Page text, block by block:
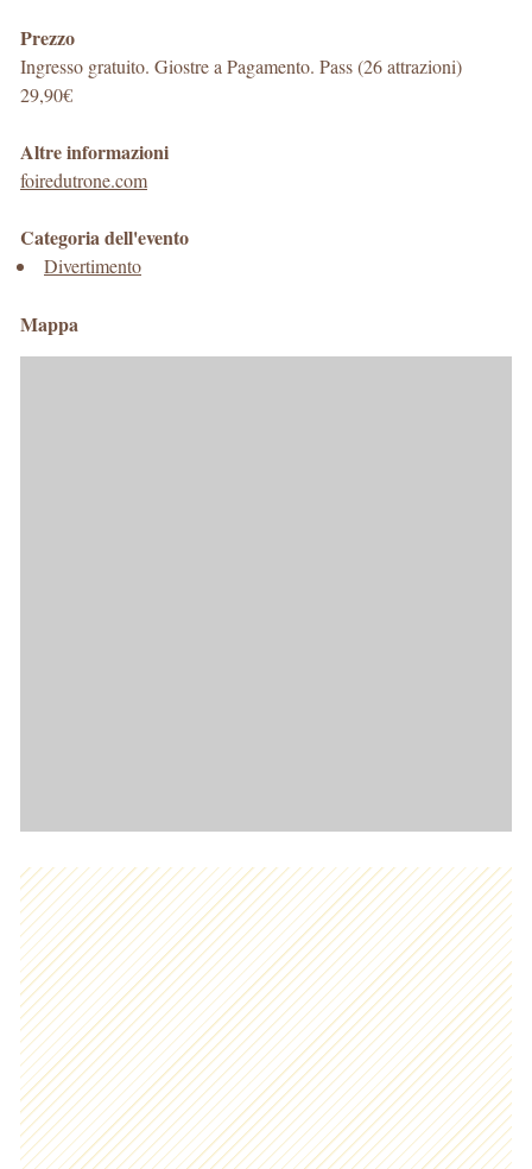
Prezzo
Ingresso gratuito. Giostre a Pagamento. Pass (26 attrazioni)
29,90€
Altre informazioni
foiredutrone.com
Categoria dell'evento
Divertimento
Mappa